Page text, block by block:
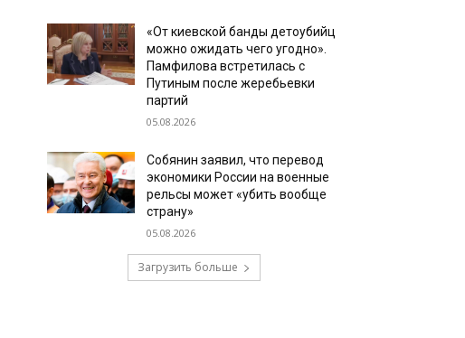
«От киевской банды детоубийц
можно ожидать чего угодно».
Памфилова встретилась с
Путиным после жеребьевки
партий
05.08.2026
Собянин заявил, что перевод
экономики России на военные
рельсы может «убить вообще
страну»
05.08.2026
Загрузить больше